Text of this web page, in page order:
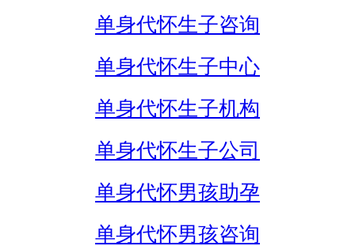
单身代怀生子咨询
单身代怀生子中心
单身代怀生子机构
单身代怀生子公司
单身代怀男孩助孕
单身代怀男孩咨询